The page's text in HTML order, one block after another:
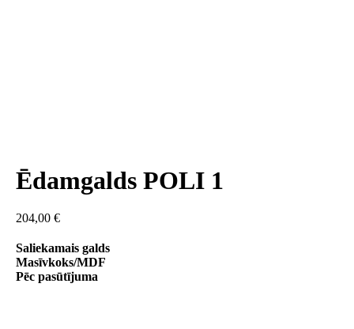
Ēdamgalds POLI 1
204,00 €
Saliekamais galds
Masīvkoks/MDF
Pēc pasūtījuma